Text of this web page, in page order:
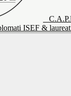
ISEF &